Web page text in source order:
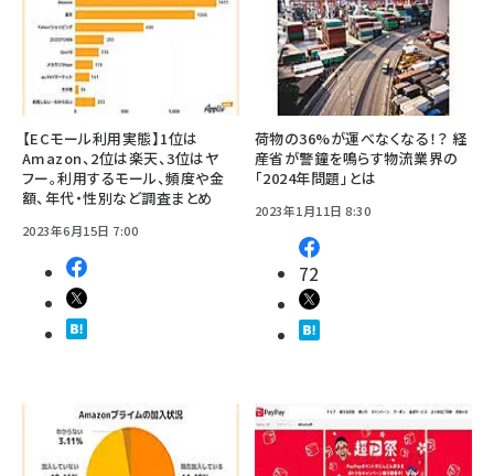
【ECモール利用実態】1位は
Amazon、2位は楽天、3位はヤ
フー。利用するモール、頻度や金
額、年代・性別など調査まとめ
2023年6月15日 7:00
荷物の36%が運べなくなる！？ 経
産省が警鐘を鳴らす物流業界の
「2024年問題」とは
2023年1月11日 8:30
72